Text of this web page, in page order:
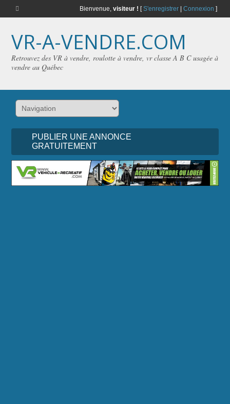
Bienvenue, visiteur ! [S'enregistrer| Connexion ]
VR-A-VENDRE.COM
Retrouvez des VR à vendre, roulotte à vendre, vr classe A B C usagée à
vendre au Québec
PUBLIER UNE ANNONCE
GRATUITEMENT